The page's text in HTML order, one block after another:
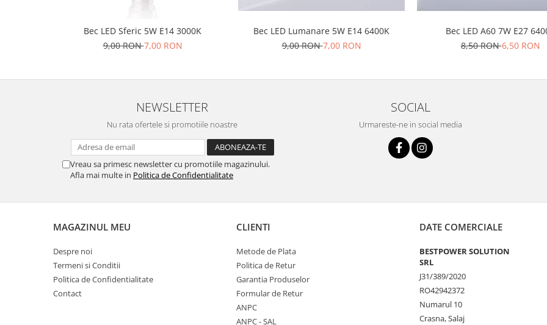
Bec LED Sferic 5W E14 3000K
9,00 RON7,00 RON
Bec LED Lumanare 5W E14 6400K
9,00 RON7,00 RON
Bec LED A60 7W E27
8,50 RON6,50 RON
NEWSLETTER
Nu rata ofertele si promotiile noastre
Vreau sa primesc newsletter cu promotiile magazinului.
Afla mai multe in Politica de Confidentialitate
SOCIAL
Urmareste-ne in social media
MAGAZINUL MEU
Despre noi
Termeni si Conditii
Politica de Confidentialitate
Contact
CLIENTI
Metode de Plata
Politica de Retur
Garantia Produselor
Formular de Retur
ANPC
ANPC - SAL
DATE COMERCIALE
BESTPOWER SOLUTION
SRL
J31/389/2020
RO42942372
Numarul 10
Crasna, Salaj